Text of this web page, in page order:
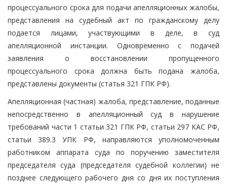
процессуального срока для подачи апелляционных жалобы,
представления на судебный акт по гражданскому делу
подается лицами, участвующими в деле, в суд
апелляционной инстанции. Одновременно с подачей
заявления о восстановлении пропущенного
процессуального срока должна быть подана жалоба,
представлены документы (статья 321 ГПК РФ).
Апелляционная (частная) жалоба, представление, поданные
непосредственно в апелляционный суд в нарушение
требований части 1 статьи 321 ГПК РФ, статьи 297 КАС РФ,
статьи 389.3 УПК РФ, направляются уполномоченным
работником аппарата суда по поручению заместителя
председателя суда (председателя судебной коллегии) не
позднее следующего рабочего дня со дня их поступления